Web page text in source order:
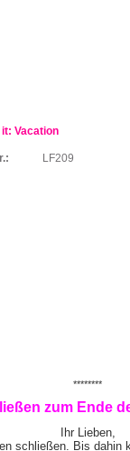
it: Vacation
LF209
********
zum Ende
Ihr Lieben,
schließen. Bis